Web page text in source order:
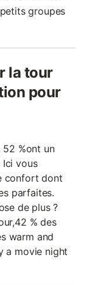
groupes
la tour
pour
52 %ont un
Ici vous
confort dont
parfaites.
de plus ?
% des
warm and
a movie night